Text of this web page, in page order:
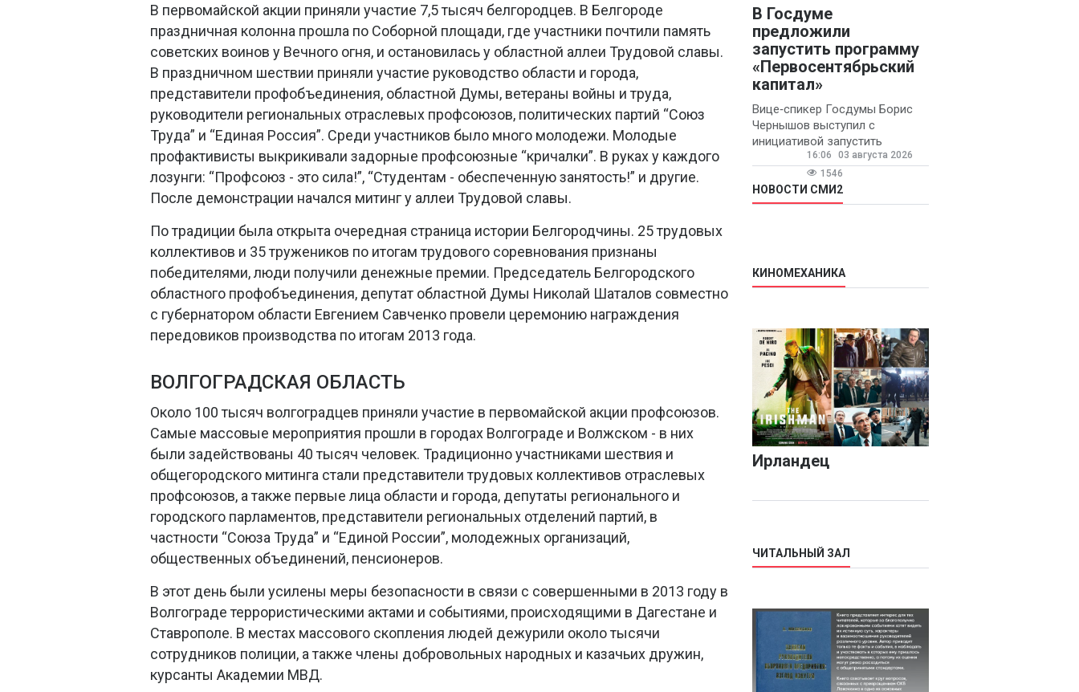
В первомайской акции приняли участие 7,5 тысяч белгородцев. В Белгороде
праздничная колонна прошла по Соборной площади, где участники почтили память
советских воинов у Вечного огня, и остановилась у областной аллеи Трудовой славы.
В праздничном шествии приняли участие руководство области и города,
представители профобъединения, областной Думы, ветераны войны и труда,
руководители региональных отраслевых профсоюзов, политических партий “Союз
Труда” и “Единая Россия”. Среди участников было много молодежи. Молодые
профактивисты выкрикивали задорные профсоюзные “кричалки”. В руках у каждого
лозунги: “Профсоюз - это сила!”, “Студентам - обеспеченную занятость!” и другие.
После демонстрации начался митинг у аллеи Трудовой славы.
По традиции была открыта очередная страница истории Белгородчины. 25 трудовых
коллективов и 35 тружеников по итогам трудового соревнования признаны
победителями, люди получили денежные премии. Председатель Белгородского
областного профобъединения, депутат областной Думы Николай Шаталов совместно
с губернатором области Евгением Савченко провели церемонию награждения
передовиков производства по итогам 2013 года.
ВОЛГОГРАДСКАЯ ОБЛАСТЬ
Около 100 тысяч волгоградцев приняли участие в первомайской акции профсоюзов.
Самые массовые мероприятия прошли в городах Волгограде и Волжском - в них
были задействованы 40 тысяч человек. Традиционно участниками шествия и
общегородского митинга стали представители трудовых коллективов отраслевых
профсоюзов, а также первые лица области и города, депутаты регионального и
городского парламентов, представители региональных отделений партий, в
частности “Союза Труда” и “Единой России”, молодежных организаций,
общественных объединений, пенсионеров.
В этот день были усилены меры безопасности в связи с совершенными в 2013 году в
Волгограде террористическими актами и событиями, происходящими в Дагестане и
Ставрополе. В местах массового скопления людей дежурили около тысячи
сотрудников полиции, а также члены добровольных народных и казачьих дружин,
курсанты Академии МВД.
В Госдуме
предложили
запустить программу
«Первосентябрьский
капитал»
Вице‑спикер Госдумы Борис
Чернышов выступил с
инициативой запустить
ежегодную федеральную
программу
«Первосентябрьский капитал»
- она предполагает
16:06
03 августа 2026
1546
НОВОСТИ СМИ2
КИНОМЕХАНИКА
Ирландец
ЧИТАЛЬНЫЙ ЗАЛ